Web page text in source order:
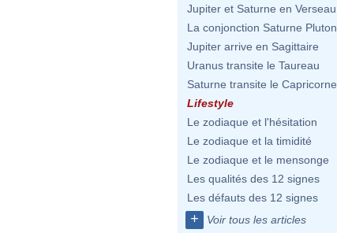
Jupiter et Saturne en Verseau
La conjonction Saturne Pluton
Jupiter arrive en Sagittaire
Uranus transite le Taureau
Saturne transite le Capricorne
Lifestyle
Le zodiaque et l'hésitation
Le zodiaque et la timidité
Le zodiaque et le mensonge
Les qualités des 12 signes
Les défauts des 12 signes
+ Voir tous les articles